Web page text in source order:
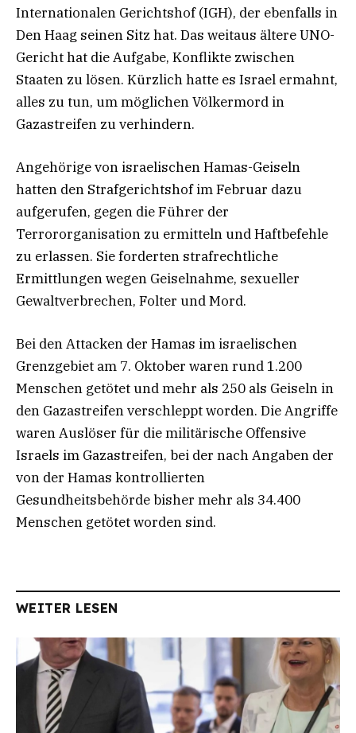
Internationalen Gerichtshof (IGH), der ebenfalls in
Den Haag seinen Sitz hat. Das weitaus ältere UNO-
Gericht hat die Aufgabe, Konflikte zwischen
Staaten zu lösen. Kürzlich hatte es Israel ermahnt,
alles zu tun, um möglichen Völkermord in
Gazastreifen zu verhindern.
Angehörige von israelischen Hamas-Geiseln
hatten den Strafgerichtshof im Februar dazu
aufgerufen, gegen die Führer der
Terrororganisation zu ermitteln und Haftbefehle
zu erlassen. Sie forderten strafrechtliche
Ermittlungen wegen Geiselnahme, sexueller
Gewaltverbrechen, Folter und Mord.
Bei den Attacken der Hamas im israelischen
Grenzgebiet am 7. Oktober waren rund 1.200
Menschen getötet und mehr als 250 als Geiseln in
den Gazastreifen verschleppt worden. Die Angriffe
waren Auslöser für die militärische Offensive
Israels im Gazastreifen, bei der nach Angaben der
von der Hamas kontrollierten
Gesundheitsbehörde bisher mehr als 34.400
Menschen getötet worden sind.
WEITER LESEN